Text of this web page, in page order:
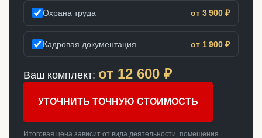
Охрана труда от 3 900 ₽
Кадровая документация от 1 900 ₽
Ваш комплект: от 12 600 ₽
УТОЧНИТЬ ТОЧНУЮ СТОИМОСТЬ
Итоговая цена зависит от вида деятельности, помещения